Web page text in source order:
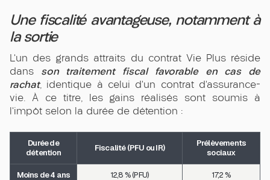
Une fiscalité avantageuse, notamment à
la sortie
L’un des grands attraits du contrat Vie Plus réside
dans son traitement fiscal favorable en cas de
rachat, identique à celui d’un contrat d’assurance-
vie. À ce titre, les gains réalisés sont soumis à
l’impôt selon la durée de détention :
Durée de
détention
Fiscalité (PFU ou IR)
Prélèvements
sociaux
Moins de 4 ans 12,8 % (PFU) 17,2 %